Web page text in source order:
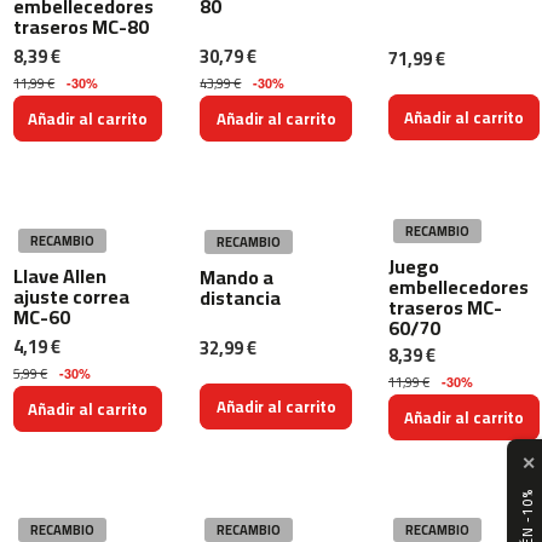
b
e
s
p
-
b
s
p
-
7
0
b
-
traseros MC-80
8,39 €
11,99 € -30%
Añadir al carrito
30,79 €
43,99 € -30%
Añadir al carrito
71,99 €
Añadir al carrito
RECAMBIO
Llave Allen
ajuste correa
MC-60
4,19 €
5,99 € -30%
Añadir al carrito
RECAMBIO
Mando a
distancia
32,99 €
Añadir al carrito
RECAMBIO
Juego
embellecedores
traseros MC-
60/70
8,39 €
11,99 € -30%
Añadir al carrito
RECAMBIO RECAMBIO RECAMBIO
✕